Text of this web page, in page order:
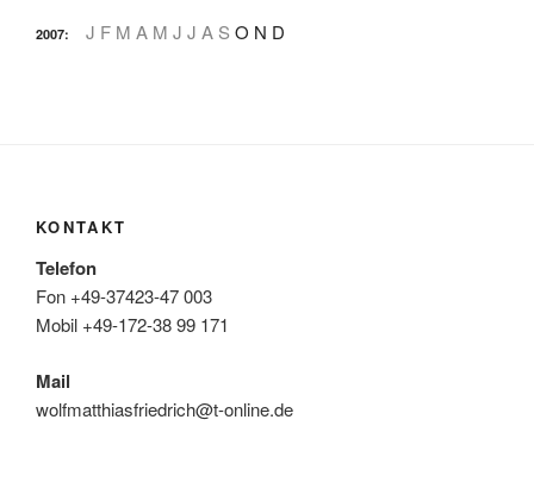
2007: J F M A M J J A S O N D
KONTAKT
Telefon
Fon +49-37423-47 003
Mobil +49-172-38 99 171
Mail
wolfmatthiasfriedrich@t-online.de